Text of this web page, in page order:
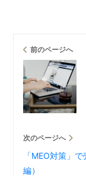
前のページへ
次のページへ
「MEO対策」
編）